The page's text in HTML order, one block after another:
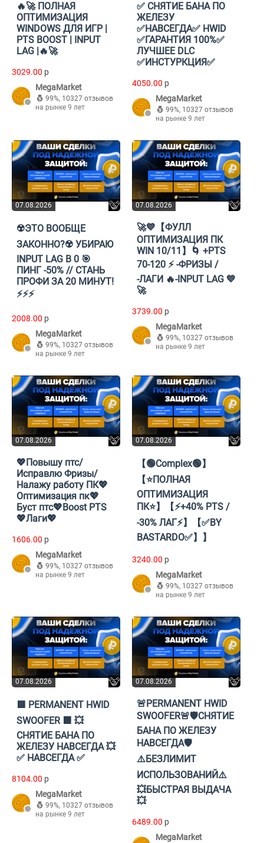
🔥🚀 ПОЛНАЯ
ОПТИМИЗАЦИЯ
WINDOWS ДЛЯ ИГР |
PTS BOOST | INPUT
LAG |🔥🚀
3029.00 p
MegaMarket
99%, 10327 отзывов
на рынке 9 лет
✅ СНЯТИЕ БАНА ПО
ЖЕЛЕЗУ
✅НАВСЕГДА✅ HWID
✅ГАРАНТИЯ 100%✅
ЛУЧШЕЕ DLC
✅ИНСТУРКЦИЯ✅
4050.00 p
MegaMarket
99%, 10327 отзывов
на рынке 9 лет
07.08.2026
☢️ЭТО ВООБЩЕ
ЗАКОННО?☢️ УБИРАЮ
INPUT LAG В 0 🎯
ПИНГ -50% // СТАНЬ
ПРОФИ ЗА 20 МИНУТ!
⚡⚡⚡
2008.00 p
MegaMarket
99%, 10327 отзывов
на рынке 9 лет
07.08.2026
🚀💙【ФУЛЛ
ОПТИМИЗАЦИЯ ПК
WIN 10/11】🌀 +PTS
70-120 ⚡ -ФРИЗЫ /
-ЛАГИ 🔥-INPUT LAG 💙
🚀
3739.00 p
MegaMarket
99%, 10327 отзывов
на рынке 9 лет
07.08.2026
💖Повышу птс/
Исправлю Фризы/
Налажу работу ПК💖
Оптимизация пк💖
Буст птс💖Boost PTS
💖Лаги💖
1606.00 p
MegaMarket
99%, 10327 отзывов
на рынке 9 лет
07.08.2026
【🟢Complex🟢】
【⭐ПОЛНАЯ
ОПТИМИЗАЦИЯ
ПК⭐】【⚡+40% PTS /
-30% ЛАГ⚡】【✅BY
BASTARDO✅】】
3240.00 p
MegaMarket
99%, 10327 отзывов
на рынке 9 лет
07.08.2026
🟥 PERMANENT HWID
SWOOFER 🟧 💥
СНЯТИЕ БАНА ПО
ЖЕЛЕЗУ НАВСЕГДА 💥
✅ НАВСЕГДА ✅
8104.00 p
MegaMarket
99%, 10327 отзывов
на рынке 9 лет
07.08.2026
🚨PERMANENT HWID
SWOOFER🚨🛡️СНЯТИЕ
БАНА ПО ЖЕЛЕЗУ
НАВСЕГДА🛡️
⚠️БЕЗЛИМИТ
ИСПОЛЬЗОВАНИЙ⚠️
💥БЫСТРАЯ ВЫДАЧА
💥
6489.00 p
MegaMarket